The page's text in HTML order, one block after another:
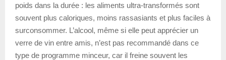
poids dans la durée : les aliments ultra-transformés sont
souvent plus caloriques, moins rassasiants et plus faciles à
surconsommer. L’alcool, même si elle peut apprécier un
verre de vin entre amis, n’est pas recommandé dans ce
type de programme minceur, car il freine souvent les